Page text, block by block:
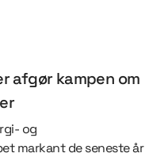
afgør kampen om
og
markant de seneste år